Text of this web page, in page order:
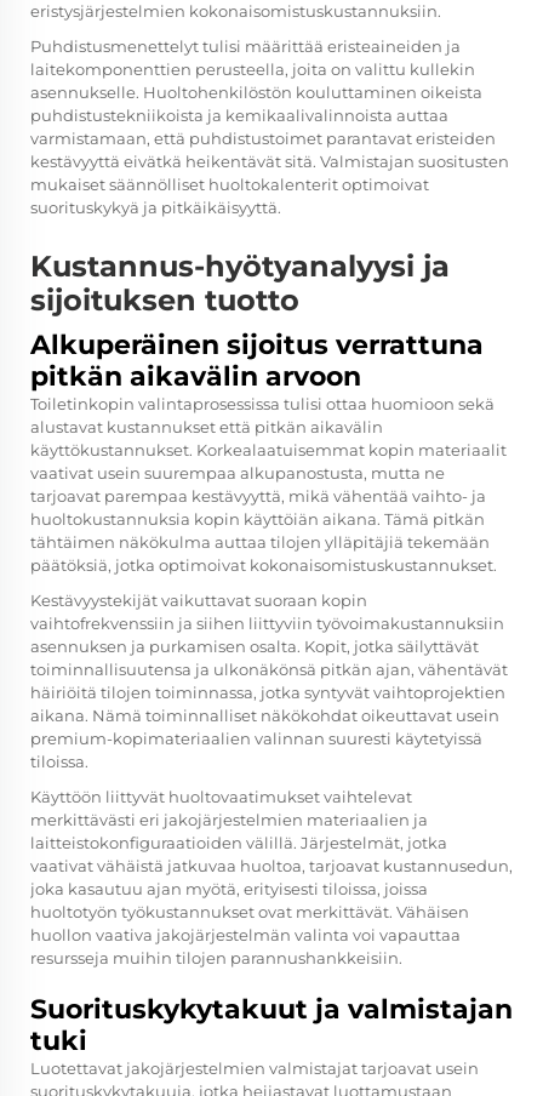
eristysjärjestelmien kokonaisomistuskustannuksiin.
Puhdistusmenettelyt tulisi määrittää eristeaineiden ja
laitekomponenttien perusteella, joita on valittu kullekin
asennukselle. Huoltohenkilöstön kouluttaminen oikeista
puhdistustekniikoista ja kemikaalivalinnoista auttaa
varmistamaan, että puhdistustoimet parantavat eristeiden
kestävyyttä eivätkä heikentävät sitä. Valmistajan suositusten
mukaiset säännölliset huoltokalenterit optimoivat
suorituskykyä ja pitkäikäisyyttä.
Kustannus-hyötyanalyysi ja
sijoituksen tuotto
Alkuperäinen sijoitus verrattuna
pitkän aikavälin arvoon
Toiletinkopin valintaprosessissa tulisi ottaa huomioon sekä
alustavat kustannukset että pitkän aikavälin
käyttökustannukset. Korkealaatuisemmat kopin materiaalit
vaativat usein suurempaa alkupanostusta, mutta ne
tarjoavat parempaa kestävyyttä, mikä vähentää vaihto- ja
huoltokustannuksia kopin käyttöiän aikana. Tämä pitkän
tähtäimen näkökulma auttaa tilojen ylläpitäjiä tekemään
päätöksiä, jotka optimoivat kokonaisomistuskustannukset.
Kestävyystekijät vaikuttavat suoraan kopin
vaihtofrekvenssiin ja siihen liittyviin työvoimakustannuksiin
asennuksen ja purkamisen osalta. Kopit, jotka säilyttävät
toiminnallisuutensa ja ulkonäkönsä pitkän ajan, vähentävät
häiriöitä tilojen toiminnassa, jotka syntyvät vaihtoprojektien
aikana. Nämä toiminnalliset näkökohdat oikeuttavat usein
premium-kopimateriaalien valinnan suuresti käytetyissä
tiloissa.
Käyttöön liittyvät huoltovaatimukset vaihtelevat
merkittävästi eri jakojärjestelmien materiaalien ja
laitteistokonfiguraatioiden välillä. Järjestelmät, jotka
vaativat vähäistä jatkuvaa huoltoa, tarjoavat kustannusedun,
joka kasautuu ajan myötä, erityisesti tiloissa, joissa
huoltotyön työkustannukset ovat merkittävät. Vähäisen
huollon vaativa jakojärjestelmän valinta voi vapauttaa
resursseja muihin tilojen parannushankkeisiin.
Suorituskykytakuut ja valmistajan
tuki
Luotettavat jakojärjestelmien valmistajat tarjoavat usein
suorituskykytakuuja, jotka heijastavat luottamustaan